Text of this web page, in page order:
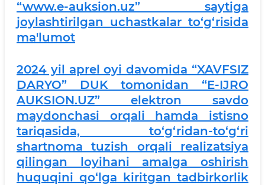
“www.e-auksion.uz” saytiga
joylashtirilgan uchastkalar to‘g‘risida
ma'lumot
2024 yil aprel oyi davomida “XAVFSIZ
DARYO” DUK tomonidan “E-IJRO
AUKSION.UZ” elektron savdo
maydonchasi orqali hamda istisno
tariqasida, to‘g‘ridan-to‘g‘ri
shartnoma tuzish orqali realizatsiya
qilingan loyihani amalga oshirish
huquqini qo‘lga kiritgan tadbirkorlik